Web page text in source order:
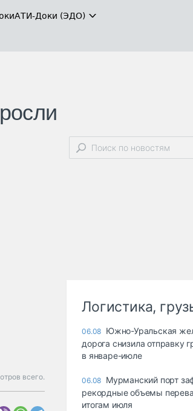
АТИ-Доки (ЭДО)
всего.
Логистика,
06.08 Южно-Уральская
дорога снизила отправку
в январе-июле
06.08 Мурманский порт
рекордные объемы
итогам июля